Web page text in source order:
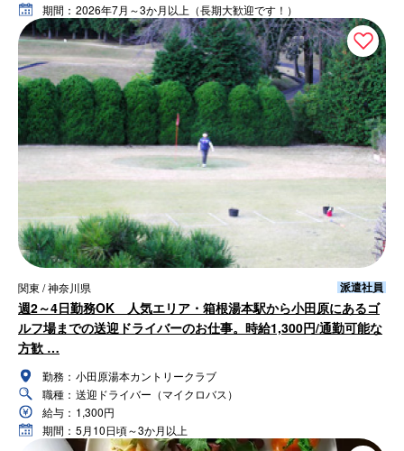
期間： 2026年7月～3か月以上（長期大歓迎です！）
関東 / 神奈川県 派遣社員
週2～4日勤務OK 人気エリア・箱根湯本駅から小田原にあるゴ
ルフ場までの送迎ドライバーのお仕事。時給1,300円/通勤可能な
方歓 …
勤務： 小田原湯本カントリークラブ
職種： 送迎ドライバー（マイクロバス）
給与： 1,300円
期間： 5月10日頃～3か月以上